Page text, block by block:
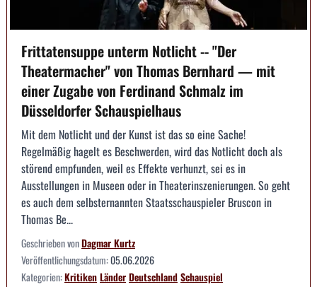
Frittatensuppe unterm Notlicht -- "Der
Theatermacher" von Thomas Bernhard — mit
einer Zugabe von Ferdinand Schmalz im
Düsseldorfer Schauspielhaus
Mit dem Notlicht und der Kunst ist das so eine Sache!
Regelmäßig hagelt es Beschwerden, wird das Notlicht doch als
störend empfunden, weil es Effekte verhunzt, sei es in
Ausstellungen in Museen oder in Theaterinszenierungen. So geht
es auch dem selbsternannten Staatsschauspieler Bruscon in
Thomas Be...
Geschrieben vonDagmar Kurtz
Veröffentlichungsdatum:05.06.2026
Kategorien:KritikenLänderDeutschlandSchauspiel